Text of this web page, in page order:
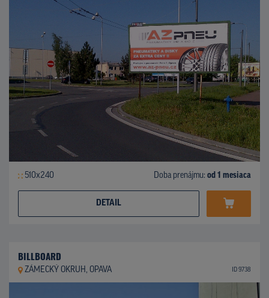
510x240 Doba prenájmu: od 1 mesiaca
DETAIL
BILLBOARD
ZÁMECKÝ OKRUH, OPAVA ID 9738